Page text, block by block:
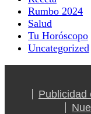
Rumbo 2024
Salud
Tu Horóscopo
Uncategorized
Publicidad